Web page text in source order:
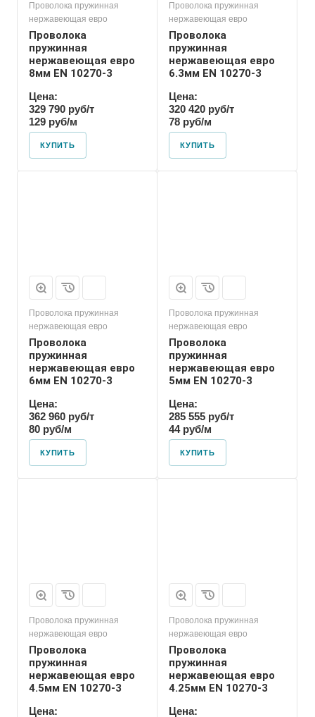
Проволока пружинная
нержавеющая евро
Проволока
пружинная
нержавеющая евро
8мм EN 10270-3
Цена:
329 790 руб/т
129 руб/м
КУПИТЬ
Проволока пружинная
нержавеющая евро
Проволока
пружинная
нержавеющая евро
6.3мм EN 10270-3
Цена:
320 420 руб/т
78 руб/м
КУПИТЬ
Проволока пружинная
нержавеющая евро
Проволока
пружинная
нержавеющая евро
6мм EN 10270-3
Цена:
362 960 руб/т
80 руб/м
КУПИТЬ
Проволока пружинная
нержавеющая евро
Проволока
пружинная
нержавеющая евро
5мм EN 10270-3
Цена:
285 555 руб/т
44 руб/м
КУПИТЬ
Проволока пружинная
нержавеющая евро
Проволока
пружинная
нержавеющая евро
4.5мм EN 10270-3
Цена:
Проволока пружинная
нержавеющая евро
Проволока
пружинная
нержавеющая евро
4.25мм EN 10270-3
Цена: